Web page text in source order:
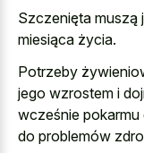
Szczenięta muszą
miesiąca życia.
Potrzeby
jego wzrostem i
wcześnie
do problemów